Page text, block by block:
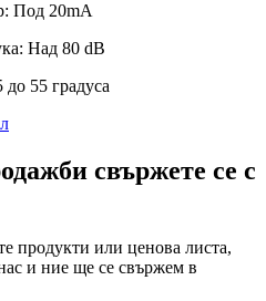
Под 20mA
Над 80 dB
55 градуса
свържете се с
продукти или ценова листа,
и ние ще се свържем в